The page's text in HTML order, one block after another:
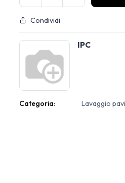
Condividi
IPC
Categoria: Lavaggio